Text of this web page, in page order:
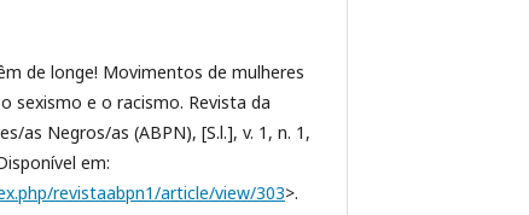
de longe! Movimentos de mulheres
sexismo e o racismo. Revista da
as Negros/as (ABPN), [S.l.], v. 1, n. 1,
em:
revistaabpn1/article/view/303>.